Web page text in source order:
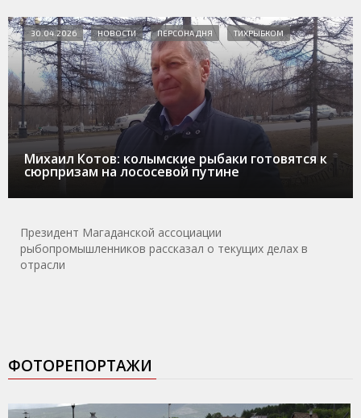
Михаил Котов: колымские рыбаки готовятся к
сюрпризам на лососевой путине
30.04.2026 НОВОСТИ ПЕРСОНА ДНЯ ТИХРЫБКОМ
Президент Магаданской ассоциации
рыбопромышленников рассказал о текущих делах в
отрасли
ФОТОРЕПОРТАЖИ